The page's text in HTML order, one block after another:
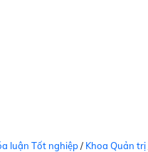
luận Tốt nghiệp/ Khoa Quản trị